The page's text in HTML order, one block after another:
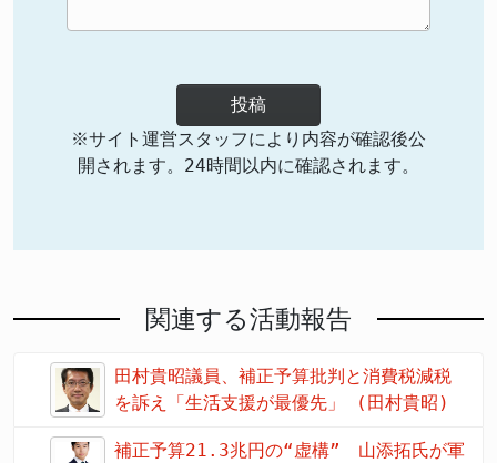
投稿
※サイト運営スタッフにより内容が確認後公
開されます。24時間以内に確認されます。
関連する活動報告
田村貴昭議員、補正予算批判と消費税減税
を訴え「生活支援が最優先」 (田村貴昭)
補正予算21.3兆円の“虚構” 山添拓氏が軍